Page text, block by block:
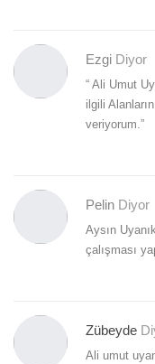
Ezgi Diyor
“ Ali Umut
ilgili
veriyorum.”
Pelin Diyor
Aysın
çalışması
Zübeyde
Ali umut